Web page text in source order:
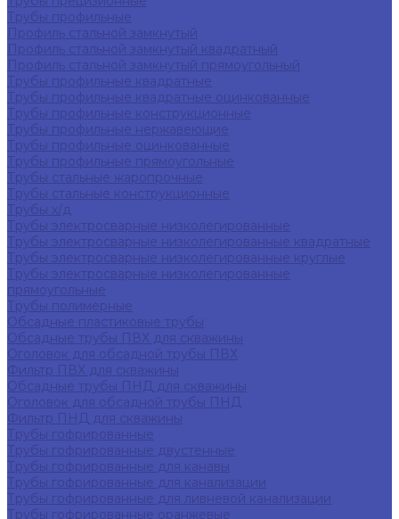
Трубы профильные
Профиль стальной замкнутый
Профиль стальной замкнутый квадратный
Профиль стальной замкнутый прямоугольный
Трубы профильные квадратные
Трубы профильные квадратные оцинкованные
Трубы профильные конструкционные
Трубы профильные нержавеющие
Трубы профильные оцинкованные
Трубы профильные прямоугольные
Трубы стальные жаропрочные
Трубы стальные конструкционные
Трубы х/д
Трубы электросварные низколегированные
Трубы электросварные низколегированные квадратные
Трубы электросварные низколегированные круглые
Трубы электросварные низколегированные
прямоугольные
Трубы полимерные
Обсадные пластиковые трубы
Обсадные трубы ПВХ для скважины
Оголовок для обсадной трубы ПВХ
Фильтр ПВХ для скважины
Обсадные трубы ПНД для скважины
Оголовок для обсадной трубы ПНД
Фильтр ПНД для скважины
Трубы гофрированные
Трубы гофрированные двустенные
Трубы гофрированные для канавы
Трубы гофрированные для канализации
Трубы гофрированные для ливневой канализации
Трубы гофрированные оранжевые